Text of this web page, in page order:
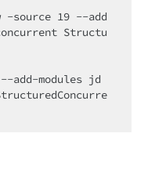
-source 19 --add
Structu
add-modules jd